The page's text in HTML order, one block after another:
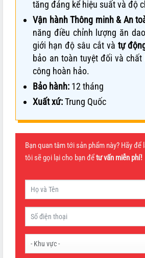
tăng đáng kể hiệu suất và độ
Vận hành Thông minh & An
năng điều chỉnh lượng ăn
giới hạn độ sâu cắt và tự
bảo an toàn tuyệt đối và
công hoàn hảo.
Bảo hành: 12 tháng
Xuất xứ:Trung Quốc
Bạn quan tâm tới sản phẩm này? Hãy để
tôi sẽ gọi lại cho bạn đểtư vấn miễn phí!